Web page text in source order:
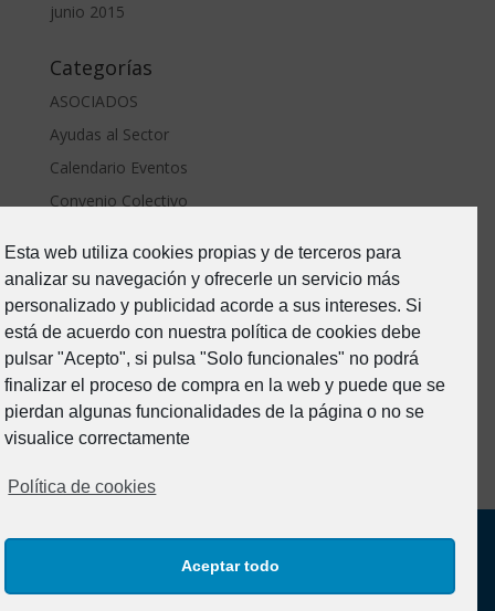
Esta web utiliza cookies propias y de terceros para
analizar su navegación y ofrecerle un servicio más
personalizado y publicidad acorde a sus intereses. Si
está de acuerdo con nuestra política de cookies debe
pulsar "Acepto", si pulsa "Solo funcionales" no podrá
finalizar el proceso de compra en la web y puede que se
pierdan algunas funcionalidades de la página o no se
visualice correctamente
Política de cookies
Aceptar todo
junio 2015
Categorías
ASOCIADOS
Ayudas al Sector
Calendario Eventos
Convenio Colectivo
Estado de Alarma-Covid19
Formacion
Junta Directiva
Noticias
Prevención de riesgos
Sin categoría